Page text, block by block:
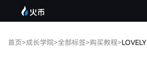
首页>成长学院>全部标签>购买教程>LOVELY